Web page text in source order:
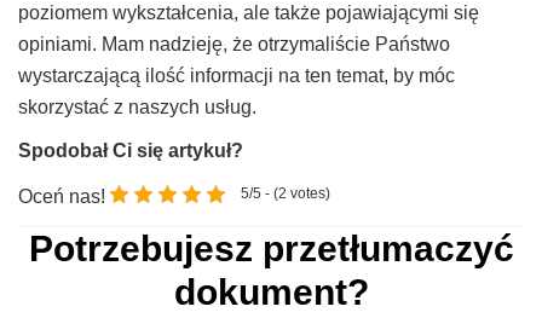
poziomem wykształcenia, ale także pojawiającymi się
opiniami. Mam nadzieję, że otrzymaliście Państwo
wystarczającą ilość informacji na ten temat, by móc
skorzystać z naszych usług.
Spodobał Ci się artykuł?
Oceń nas! 5/5 - (2 votes)
Potrzebujesz przetłumaczyć
dokument?